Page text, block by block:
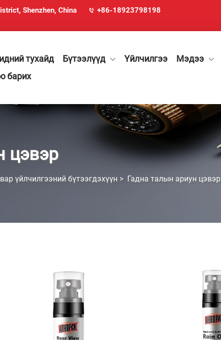
Shenzhen, China
+86-18923798198
тухайд Бүтээлүүд Үйлчилгээ Мэдээ
барих
цэвэр
үйлчилгээний бүтээгдэхүүн > Гадна талын ариун цэвэр